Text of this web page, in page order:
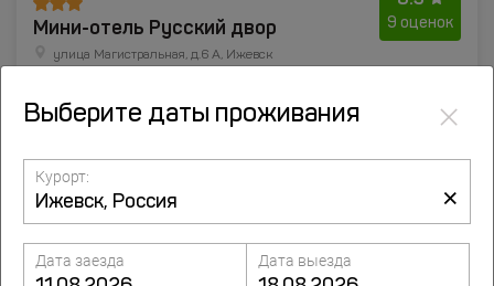
9 оценок
Мини-отель Русский двор
улица Магистральная, д.6 А, Ижевск
до центра 5.2 км
Выберите даты проживания ×
Курорт:
×
Дата заезда Дата выезда